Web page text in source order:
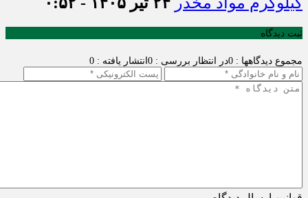
ثبت دیدگاه
مجموع دیدگاهها : 0 در انتظار بررسی : 0 انتشار یافته : 0